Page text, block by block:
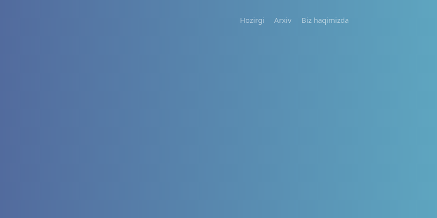
Hozirgi Arxiv Biz haqimizda